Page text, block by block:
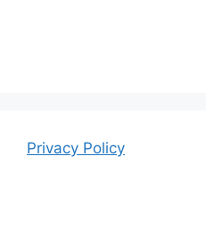
Privacy Policy